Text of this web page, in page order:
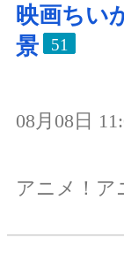
映画ちい
景
51
08月08日
アニメ！ア